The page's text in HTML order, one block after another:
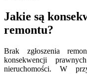
Jakie są
remontu?
Brak zgłoszenia
konsekwencji
nieruchomości. W